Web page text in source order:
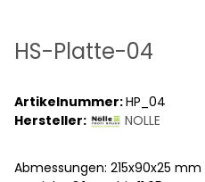
HS-Platte-04
Artikelnummer:HP_04
Hersteller:
NOLLE
Abmessungen: 215x90x25